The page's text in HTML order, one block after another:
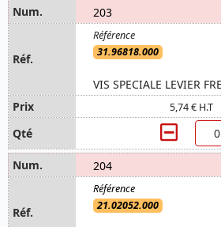
203
31.96818.000
VIS SPECIALE LEVIER
5,74 € H.T
204
21.02052.000